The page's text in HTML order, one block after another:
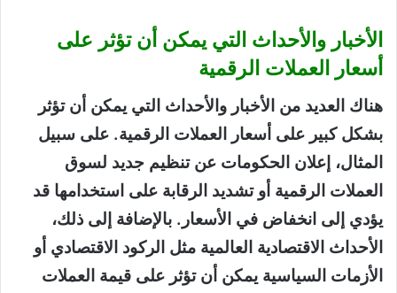
الأخبار والأحداث التي يمكن أن تؤثر على
أسعار العملات الرقمية
هناك العديد من الأخبار والأحداث التي يمكن أن تؤثر
بشكل كبير على أسعار العملات الرقمية. على سبيل
المثال، إعلان الحكومات عن تنظيم جديد لسوق
العملات الرقمية أو تشديد الرقابة على استخدامها قد
يؤدي إلى انخفاض في الأسعار. بالإضافة إلى ذلك،
الأحداث الاقتصادية العالمية مثل الركود الاقتصادي أو
الأزمات السياسية يمكن أن تؤثر على قيمة العملات